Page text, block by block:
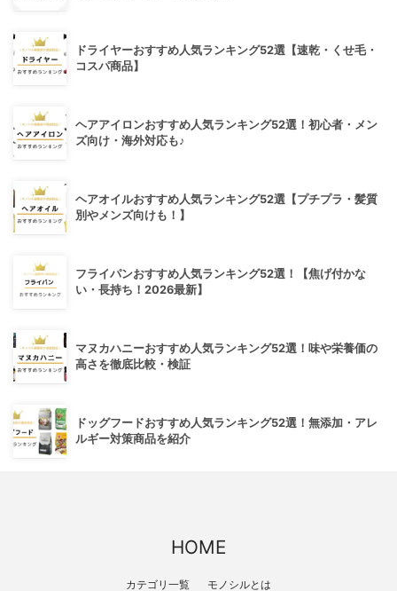
ドライヤーおすすめ人気ランキング52選【速乾・くせ毛・
コスパ商品】
ヘアアイロンおすすめ人気ランキング52選！初心者・メン
ズ向け・海外対応も♪
ヘアオイルおすすめ人気ランキング52選【プチプラ・髪質
別やメンズ向けも！】
フライパンおすすめ人気ランキング52選！【焦げ付かな
い・長持ち！2026最新】
マヌカハニーおすすめ人気ランキング52選！味や栄養価の
高さを徹底比較・検証
ドッグフードおすすめ人気ランキング52選！無添加・アレ
ルギー対策商品を紹介
HOME
カテゴリ一覧 モノシルとは